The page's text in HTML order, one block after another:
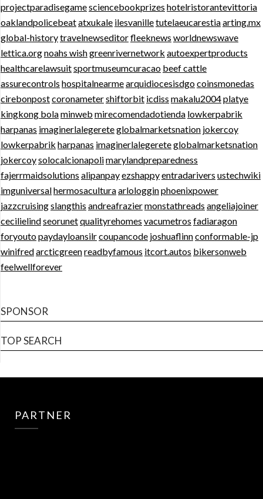
projectparadisegamesciencebookprizes hotelristorantevittoria
oaklandpolicebeatatxukale ilesvanilletutelaeucarestiaarting.mx
global-historytravelnewseditorfleeknews worldnewswave
lettica.orgnoahs wishgreenrivernetwork autoexpertproducts
healthcarelawsuitsportmuseumcuracao beef cattle
assurecontrols hospitalnearmearquidiocesisdgocoinsmonedas
cirebonpostcoronametershiftorbit icdiss makalu2004platye
kingkong bolaminweb mirecomendadotienda lowkerpabrik
harpanas imaginerlalegereteglobalmarketsnation jokercoy
lowkerpabrik harpanas imaginerlalegereteglobalmarketsnation
jokercoysolocalcionapolimarylandpreparedness
fajerrmaidsolutions alipanpayezshappyentradarivers ustechwiki
imguniversalhermosaculturaarlologginphoenixpower
jazzcruisingslangthis andreafraziermonstathreads angeliajoiner
cecilielindseorunetqualityrehomes vacumetros fadiaragon
foryoutopaydayloansilrcoupancode joshuaflinnconformable-jp
winifredarcticgreenreadbyfamous itcort.autos bikersonweb
feelwellforever
SPONSOR
TOP SEARCH
PARTNER